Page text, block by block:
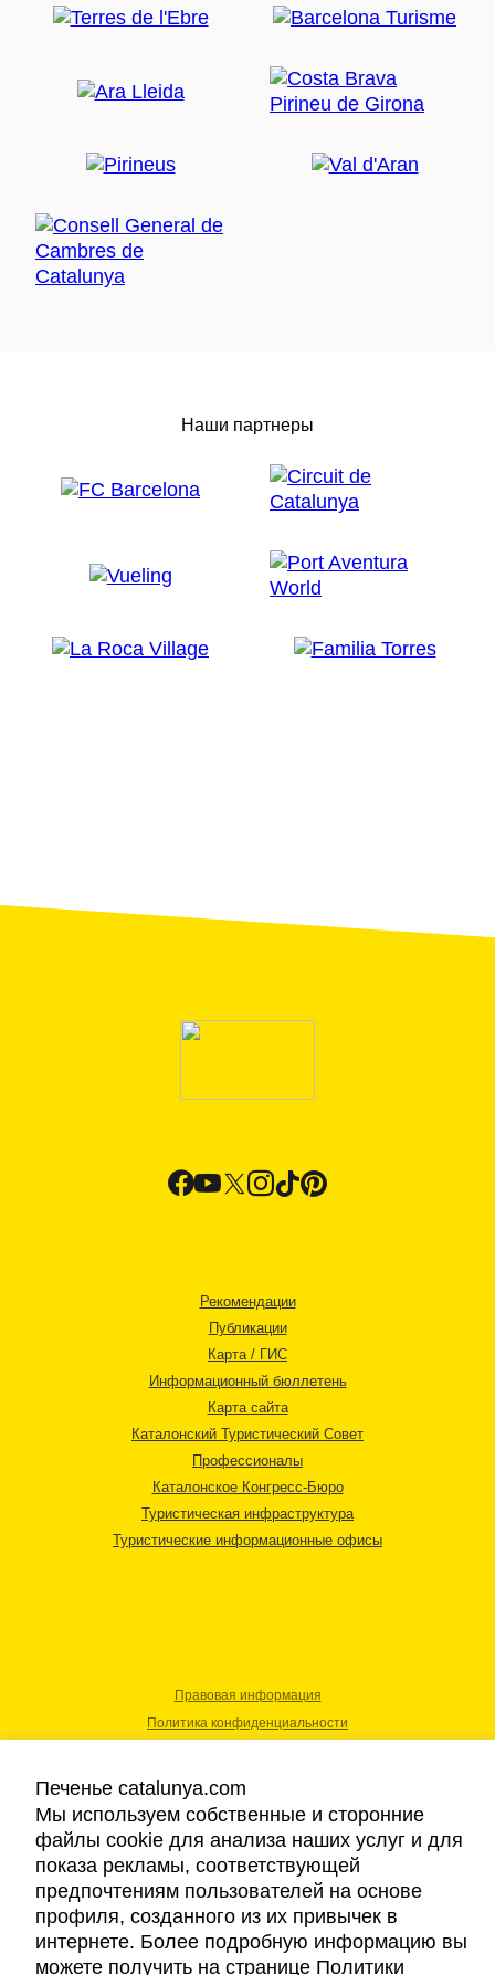
Наши партнеры
Рекомендации
Публикации
Карта / ГИС
Информационный бюллетень
Карта сайта
Каталонский Туристический Совет
Профессионалы
Каталонское Конгресс-Бюро
Туристическая инфраструктура
Туристические информационные офисы
Правовая информация
Политика конфиденциальности
Авторские права © 2026. Каталонский Туристический Совет. Все права
защищены.
Печенье catalunya.com
Мы используем собственные и сторонние
файлы cookie для анализа наших услуг и для
показа рекламы, соответствующей
предпочтениям пользователей на основе
профиля, созданного из их привычек в
интернете. Более подробную информацию вы
можете получить на странице Политики